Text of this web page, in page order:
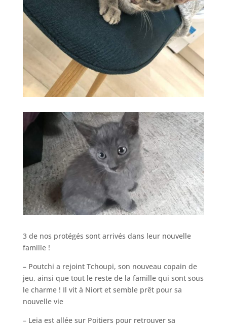
3 de nos protégés sont arrivés dans leur nouvelle
famille !
– Poutchi a rejoint Tchoupi, son nouveau copain de
jeu, ainsi que tout le reste de la famille qui sont sous
le charme ! Il vit à Niort et semble prêt pour sa
nouvelle vie
– Leia est allée sur Poitiers pour retrouver sa